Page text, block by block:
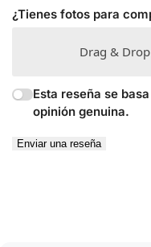
¿Tienes fotos para
Drag &
Esta reseña se
opinión genuina.
Enviar una reseña